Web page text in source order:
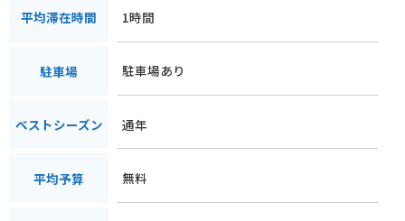
平均滞在時間 1時間
駐車場 駐車場あり
ベストシーズン 通年
平均予算 無料